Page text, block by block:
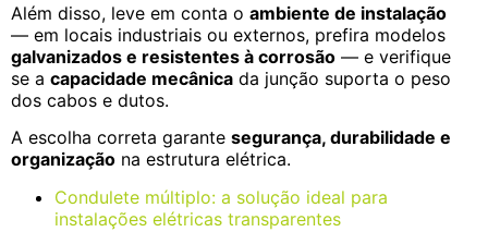
Além disso, leve em conta o ambiente de instalação
— em locais industriais ou externos, prefira modelos
galvanizados e resistentes à corrosão — e verifique
se a capacidade mecânica da junção suporta o peso
dos cabos e dutos.
A escolha correta garante segurança, durabilidade e
organização na estrutura elétrica.
Condulete múltiplo: a solução ideal para
instalações elétricas transparentes